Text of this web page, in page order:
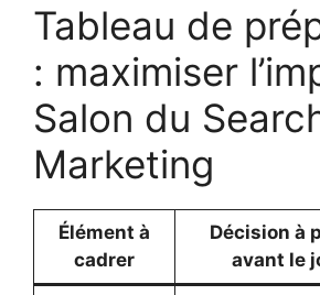
Tableau de
: maximiser
Salon du
Marketing
Élément à
cadrer
Décision à
avant le